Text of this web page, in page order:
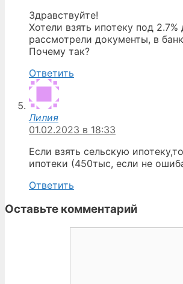
Здравствуйте!
Хотели взять ипотеку под
рассмотрели документы, в
Почему так?
Ответить
Лилия
01.02.2023 в 18:33
Если взять сельскую
ипотеки (450тыс, если не
Ответить
Оставьте комментарий